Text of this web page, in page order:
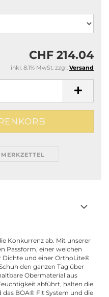
CHF 214.04
inkl. 8.1% MwSt. zzgl. Versand
Konkurrenz ab. Mit unserer
Passform, einer weichen
Dichte und einer OrthoLite®
den ganzen Tag über
Obermaterial aus
abführt, halten die
BOA® Fit System und die